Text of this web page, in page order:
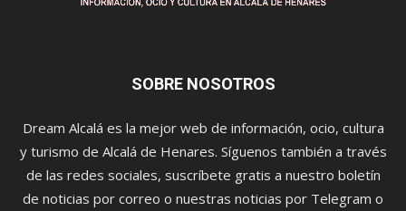
SOBRE NOSOTROS
Dream Alcalá es la mejor web de información, ocio, cultura
y turismo de Alcalá de Henares. Síguenos también a través
de las redes sociales, suscríbete gratis a nuestro boletín
de noticias por correo o nuestras noticias por Telegram o